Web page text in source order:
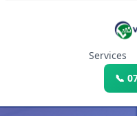
Services
📞